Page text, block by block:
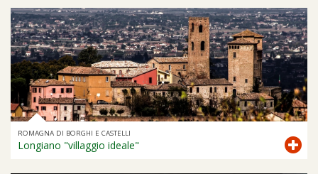
ROMAGNA DI BORGHI E CASTELLI
Longiano "villaggio ideale"